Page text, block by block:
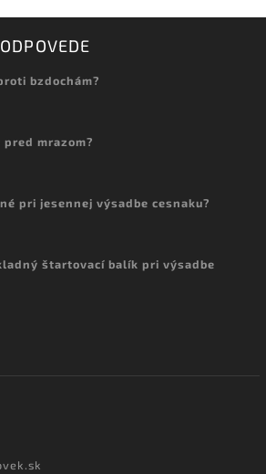
bzdochám?
mrazom?
pri jesennej výsadbe cesnaku?
štartovací balík pri výsadbe